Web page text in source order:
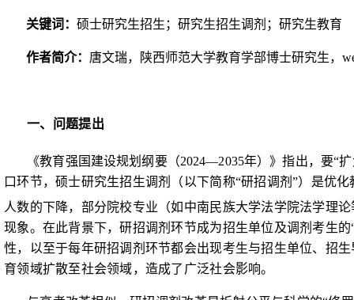
关键词：硕士研究生招生；研究生招生调剂；研究生教育
作者简介： 唐文瑞，陕西师范大学教育学部博士研究生，
一、问题提出
《教育强国建设规划纲要（2024—2035年）》指出，要“
口环节，硕士研究生招生调剂（以下简称“研招调剂”）是优
人数的下降，部分院校专业（如中南民族大学法学院法学理
现象。在此背景下，研招调剂环节成为招生单位及调剂考生的
性，以至于每年研招调剂环节都会出现考生与招生单位、招
育领域扩散至社会领域， 造成了广泛社会影响。